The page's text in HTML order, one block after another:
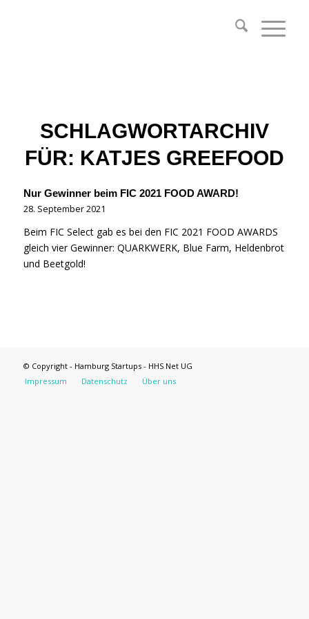
SCHLAGWORTARCHIV
FÜR: KATJES GREEFOOD
Nur Gewinner beim FIC 2021 FOOD AWARD!
28. September 2021
Beim FIC Select gab es bei den FIC 2021 FOOD AWARDS
gleich vier Gewinner: QUARKWERK, Blue Farm, Heldenbrot
und Beetgold!
© Copyright - Hamburg Startups - HHS Net UG
Impressum
Datenschutz Über uns